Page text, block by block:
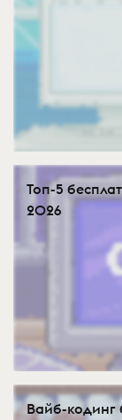
Топ-5
2026
Вайб-кодинг